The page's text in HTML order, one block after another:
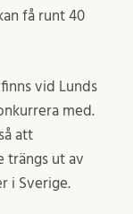
få runt 40
vid Lunds
med.
att
trängs ut av
i Sverige.